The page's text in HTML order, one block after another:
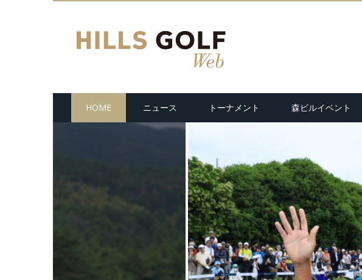
HOME ニュース トーナメント 森ビルイベント